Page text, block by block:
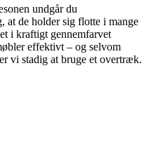
undgår du
at de holder sig flotte i mange
i kraftigt gennemfarvet
effektivt – og selvom
vi stadig at bruge et overtræk.